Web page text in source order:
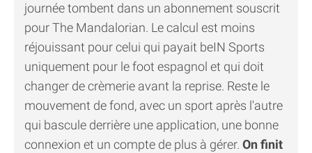
journée tombent dans un abonnement souscrit
pour The Mandalorian. Le calcul est moins
réjouissant pour celui qui payait beIN Sports
uniquement pour le foot espagnol et qui doit
changer de crèmerie avant la reprise. Reste le
mouvement de fond, avec un sport après l'autre
qui bascule derrière une application, une bonne
connexion et un compte de plus à gérer. On finit